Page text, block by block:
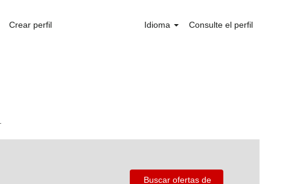
Crear perfil Idioma Consulte el perfil